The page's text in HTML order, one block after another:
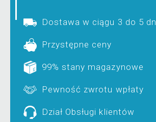
Dostawa w ciągu 3 do 5
Przystępne ceny
99% stany magazynowe
Pewność zwrotu wpłaty
Dział Obsługi klientów